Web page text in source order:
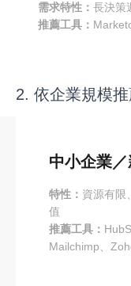
需求特性：長決策
推薦工具：
2. 依企業規模
中小企業／
特性： 資源有限
值
推薦工具：
Mailchimp、